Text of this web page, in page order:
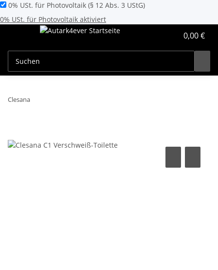
0% USt. für Photovoltaik (§ 12 Abs. 3 UStG)
0% USt. für Photovoltaik aktiviert
0,00 €
Clesana